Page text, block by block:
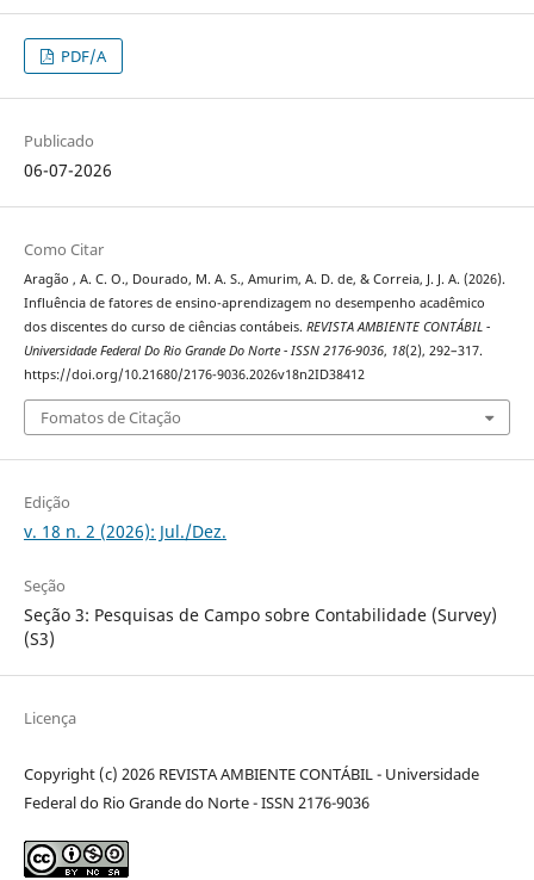
PDF/A
Publicado
06-07-2026
Como Citar
Aragão , A. C. O., Dourado, M. A. S., Amurim, A. D. de, & Correia, J. J. A. (2026).
Influência de fatores de ensino-aprendizagem no desempenho acadêmico
dos discentes do curso de ciências contábeis. REVISTA AMBIENTE CONTÁBIL -
Universidade Federal Do Rio Grande Do Norte - ISSN 2176-9036, 18(2), 292–317.
https://doi.org/10.21680/2176-9036.2026v18n2ID38412
Fomatos de Citação
Edição
v. 18 n. 2 (2026): Jul./Dez.
Seção
Seção 3: Pesquisas de Campo sobre Contabilidade (Survey)
(S3)
Licença
Copyright (c) 2026 REVISTA AMBIENTE CONTÁBIL - Universidade
Federal do Rio Grande do Norte - ISSN 2176-9036